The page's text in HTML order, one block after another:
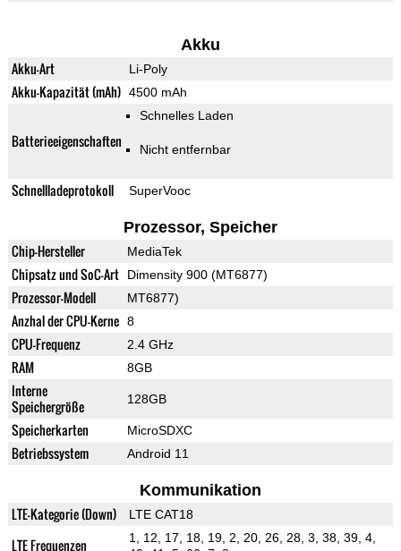
Akku
Akku-Art Li-Poly
Akku-Kapazität (mAh) 4500 mAh
Batterieeigenschaften
Schnelles Laden
Nicht entfernbar
Schnellladeprotokoll SuperVooc
Prozessor, Speicher
Chip-Hersteller MediaTek
Chipsatz und SoC-Art Dimensity 900 (MT6877)
Prozessor-Modell MT6877)
Anzhal der CPU-Kerne 8
CPU-Frequenz 2.4 GHz
RAM 8GB
Interne
Speichergröße
128GB
Speicherkarten MicroSDXC
Betriebssystem Android 11
Kommunikation
LTE-Kategorie (Down) LTE CAT18
LTE Frequenzen
1, 12, 17, 18, 19, 2, 20, 26, 28, 3, 38, 39, 4,